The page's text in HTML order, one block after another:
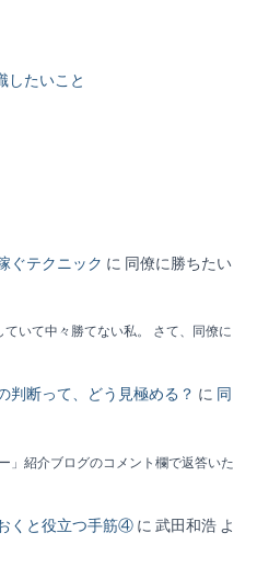
したいこと
ぐテクニック に 同僚に勝ちたい
いて中々勝てない私。 さて、同僚に
判断って、どう見極める？ に 同
」紹介ブログのコメント欄で返答いた
くと役立つ手筋④ に 武田和浩 よ